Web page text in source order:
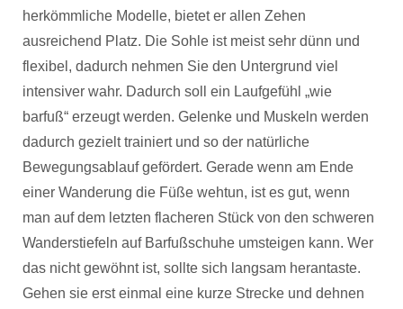
herkömmliche Modelle, bietet er allen Zehen
ausreichend Platz. Die Sohle ist meist sehr dünn und
flexibel, dadurch nehmen Sie den Untergrund viel
intensiver wahr. Dadurch soll ein Laufgefühl „wie
barfuß“ erzeugt werden. Gelenke und Muskeln werden
dadurch gezielt trainiert und so der natürliche
Bewegungsablauf gefördert. Gerade wenn am Ende
einer Wanderung die Füße wehtun, ist es gut, wenn
man auf dem letzten flacheren Stück von den schweren
Wanderstiefeln auf Barfußschuhe umsteigen kann. Wer
das nicht gewöhnt ist, sollte sich langsam herantaste.
Gehen sie erst einmal eine kurze Strecke und dehnen